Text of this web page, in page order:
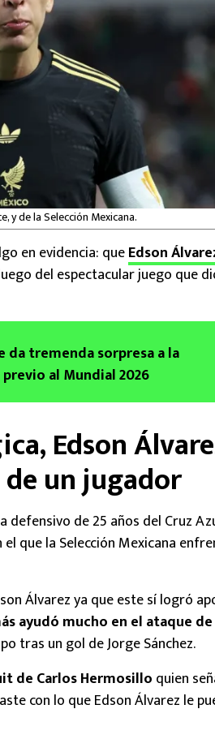
y de la Selección Mexicana.
en evidencia: queEdson
del espectacular juego que
da tremenda sorpresa a la
al Mundial 2026
Edson
un jugador
defensivo de 25 años del Cruz
que la Selección Mexicana
Álvarez ya que este sí logró
ayudó mucho en el ataque
tras un gol de Jorge Sánchez.
de Carlos Hermosillo quien
con lo que Edson Álvarez le